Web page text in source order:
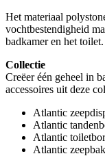
Het materiaal
vochtbestendigheid
badkamer en het
Collectie
Creëer één geheel in
accessoires uit deze
Atlantic
Atlantic
Atlantic
Atlantic